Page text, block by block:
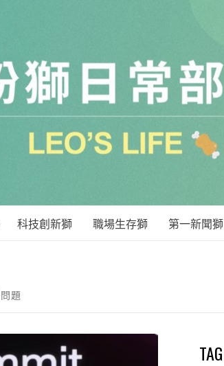
小粉獅日常
科技創新獅 職場生存獅 第一新聞獅
題